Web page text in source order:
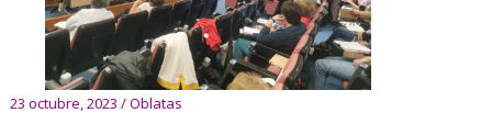
23 octubre, 2023 / Oblatas